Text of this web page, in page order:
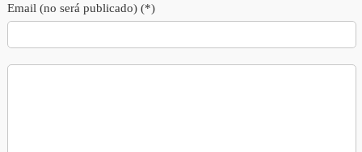
Email (no será publicado) (*)